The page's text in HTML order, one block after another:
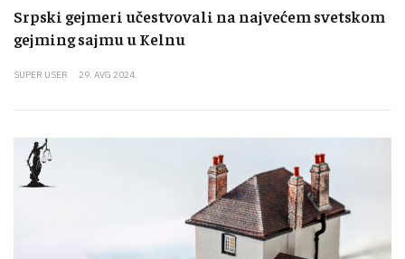
Srpski gejmeri učestvovali na najvećem svetskom
gejming sajmu u Kelnu
SUPER USER 29. AVG 2024.